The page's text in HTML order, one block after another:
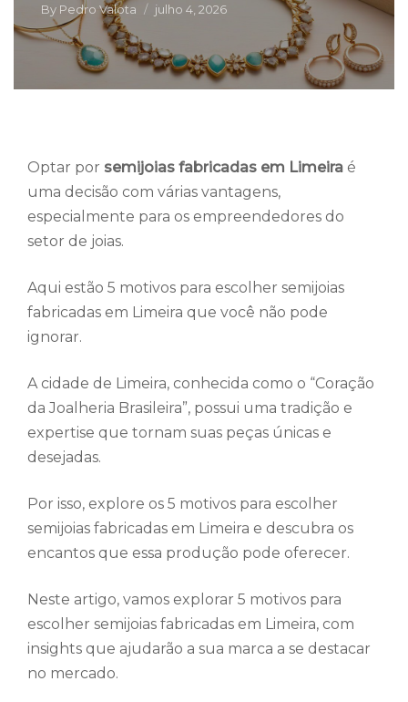
By Pedro Valota julho 4, 2026
Optar por semijoias fabricadas em Limeira é
uma decisão com várias vantagens,
especialmente para os empreendedores do
setor de joias.
Aqui estão 5 motivos para escolher semijoias
fabricadas em Limeira que você não pode
ignorar.
A cidade de Limeira, conhecida como o “Coração
da Joalheria Brasileira”, possui uma tradição e
expertise que tornam suas peças únicas e
desejadas.
Por isso, explore os 5 motivos para escolher
semijoias fabricadas em Limeira e descubra os
encantos que essa produção pode oferecer.
Neste artigo, vamos explorar 5 motivos para
escolher semijoias fabricadas em Limeira, com
insights que ajudarão a sua marca a se destacar
no mercado.